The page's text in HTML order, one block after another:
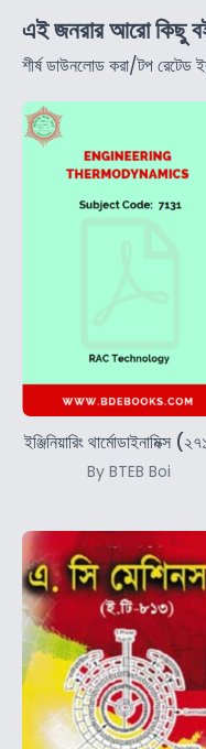
এই জনরার আরো কিছু
শীর্ষ ডাউনলোড করা/টপ রেটেড
ইঞ্জিনিয়ারিং থার্মোডাইনামিক্স
By BTEB Boi